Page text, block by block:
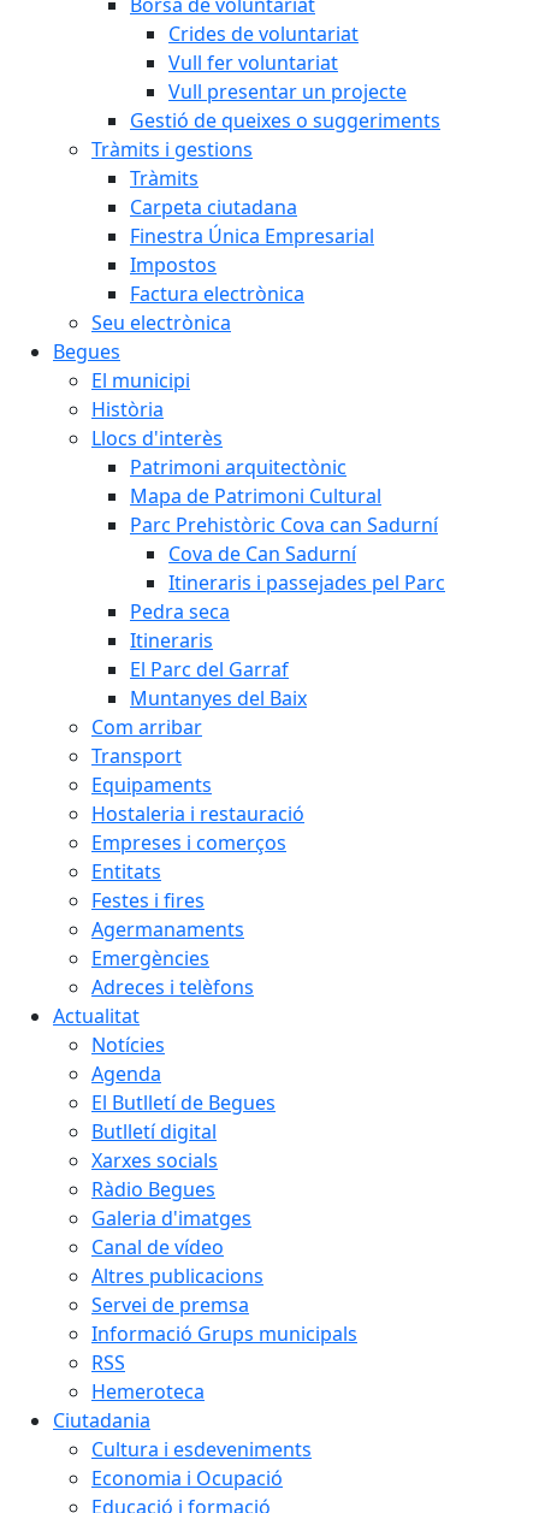
Crides de voluntariat
Vull fer voluntariat
Vull presentar un projecte
Gestió de queixes o suggeriments
Tràmits i gestions
Tràmits
Carpeta ciutadana
Finestra Única Empresarial
Impostos
Factura electrònica
Seu electrònica
Begues
El municipi
Història
Llocs d'interès
Patrimoni arquitectònic
Mapa de Patrimoni Cultural
Parc Prehistòric Cova can Sadurní
Cova de Can Sadurní
Itineraris i passejades pel Parc
Pedra seca
Itineraris
El Parc del Garraf
Muntanyes del Baix
Com arribar
Transport
Equipaments
Hostaleria i restauració
Empreses i comerços
Entitats
Festes i fires
Agermanaments
Emergències
Adreces i telèfons
Actualitat
Notícies
Agenda
El Butlletí de Begues
Butlletí digital
Xarxes socials
Ràdio Begues
Galeria d'imatges
Canal de vídeo
Altres publicacions
Servei de premsa
Informació Grups municipals
RSS
Hemeroteca
Ciutadania
Cultura i esdeveniments
Economia i Ocupació
Educació i formació